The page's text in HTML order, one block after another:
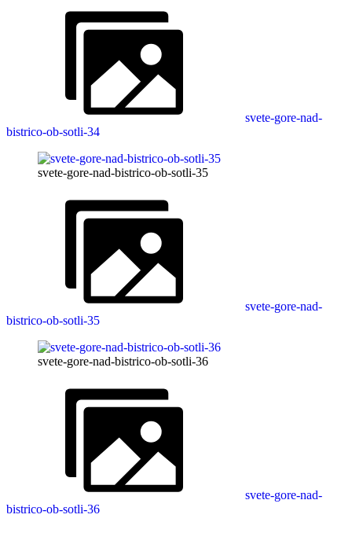
svete-gore-nad-
bistrico-ob-sotli-34
svete-gore-nad-bistrico-ob-sotli-35
svete-gore-nad-
bistrico-ob-sotli-35
svete-gore-nad-bistrico-ob-sotli-36
svete-gore-nad-
bistrico-ob-sotli-36